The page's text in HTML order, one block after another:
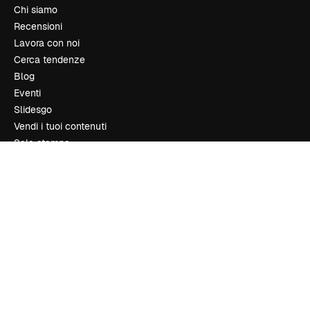
Chi siamo
Recensioni
Lavora con noi
Cerca tendenze
Blog
Eventi
Slidesgo
Vendi i tuoi contenuti
Sala stampa